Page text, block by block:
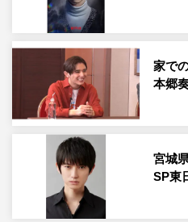
実際にロケは福島12市町村
った田村市、南相馬市、川俣
町、川内村、大熊町、双葉町
指す）で行い、前向きに生
る移住者たちの姿を映し出す。
本作の主人公・叔父の小津役
れまで映画「GANTZ」シリ
人」（2015年）、「鋼の錬
家で
本郷
宮城
SP東